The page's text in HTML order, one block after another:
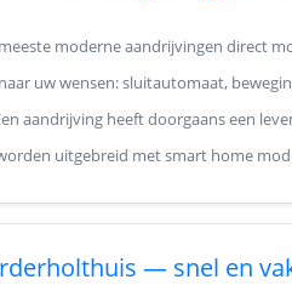
moderne aandrijvingen direct
uw wensen: sluitautomaat,
aandrijving heeft doorgaans een
uitgebreid met smart home
— snel en